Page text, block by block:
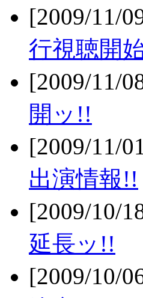
[2009/11/
行視聴開
[2009/11/
開ッ!!
[2009/11/
出演情報!!
[2009/10/
延長ッ!!
[2009/10/